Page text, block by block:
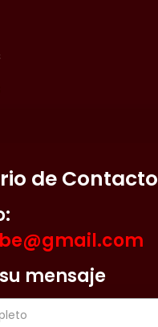
de Contacto
mensaje